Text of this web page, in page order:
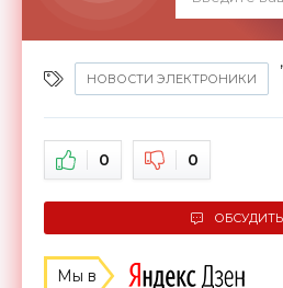
НОВОСТИ ЭЛЕКТРОНИКИ
,
0 0
ОБСУДИТЬ
Мы в